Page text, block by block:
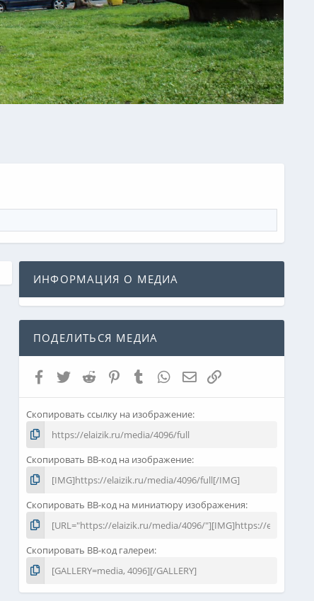
ИНФОРМАЦИЯ О МЕДИА
ПОДЕЛИТЬСЯ МЕДИА
Facebook
TwitterReddit PinterestTumblr WhatsApp
Электронная почта
Ссылка
Скопировать ссылку на изображение
Скопировать BB-код на изображение
Скопировать BB-код на миниатюру изображения
Скопировать BB-код галереи